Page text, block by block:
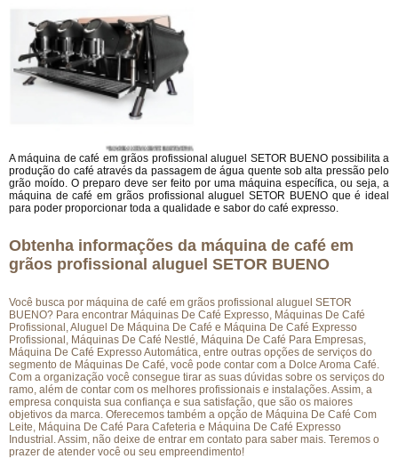
A máquina de café em grãos profissional aluguel SETOR BUENO possibilita a
produção do café através da passagem de água quente sob alta pressão pelo
grão moído. O preparo deve ser feito por uma máquina específica, ou seja, a
máquina de café em grãos profissional aluguel SETOR BUENO que é ideal
para poder proporcionar toda a qualidade e sabor do café expresso.
Obtenha informações da máquina de café em
grãos profissional aluguel SETOR BUENO
Você busca por máquina de café em grãos profissional aluguel SETOR
BUENO? Para encontrar Máquinas De Café Expresso, Máquinas De Café
Profissional, Aluguel De Máquina De Café e Máquina De Café Expresso
Profissional, Máquinas De Café Nestlé, Máquina De Café Para Empresas,
Máquina De Café Expresso Automática, entre outras opções de serviços do
segmento de Máquinas De Café, você pode contar com a Dolce Aroma Café.
Com a organização você consegue tirar as suas dúvidas sobre os serviços do
ramo, além de contar com os melhores profissionais e instalações. Assim, a
empresa conquista sua confiança e sua satisfação, que são os maiores
objetivos da marca. Oferecemos também a opção de Máquina De Café Com
Leite, Máquina De Café Para Cafeteria e Máquina De Café Expresso
Industrial. Assim, não deixe de entrar em contato para saber mais. Teremos o
prazer de atender você ou seu empreendimento!